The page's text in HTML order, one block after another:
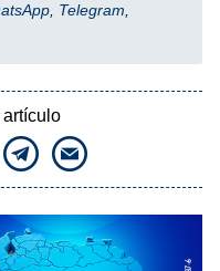
, Telegram,
artículo